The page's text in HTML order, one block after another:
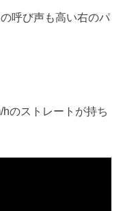
呼び声も高い右のパ
のストレートが持ち